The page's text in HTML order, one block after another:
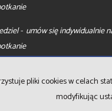
- umów się indywidualnie
pliki cookies w celach
modyfikując